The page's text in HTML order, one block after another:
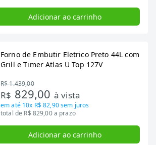
Adicionar ao carrinho
Forno de Embutir Eletrico Preto 44L com
Grill e Timer Atlas U Top 127V
R$ 1.439,00
R$ 829,00 à vista
em até 10x R$ 82,90sem juros
total de R$ 829,00 a prazo
Adicionar ao carrinho